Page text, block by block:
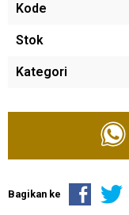
Kode
Stok
Kategori
Bagikan ke